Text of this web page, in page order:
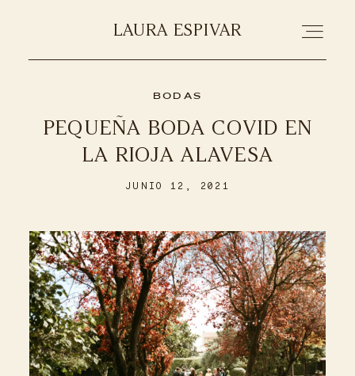
LAURA ESPIVAR
LAURA ESPIVAR
SOBRE MI
BODAS
PEQUEÑA BODA COVID EN
LA RIOJA ALAVESA
JUNIO 12, 2021